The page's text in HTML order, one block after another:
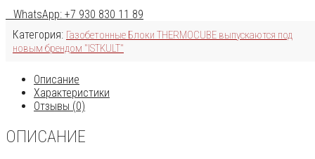
WhatsApp: +7 930 830 11 89
Категория: Газобетонные Блоки THERMOCUBE выпускаются под
новым брендом "ISTKULT"
Описание
Характеристики
Отзывы (0)
ОПИСАНИЕ